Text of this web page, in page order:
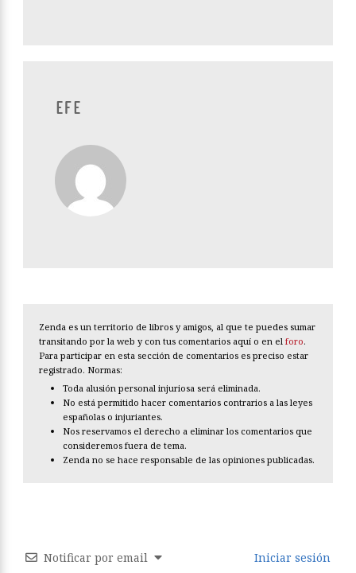
EFE
Zenda es un territorio de libros y amigos, al que te puedes sumar
transitando por la web y con tus comentarios aquí o en el foro.
Para participar en esta sección de comentarios es preciso estar
registrado. Normas:
Toda alusión personal injuriosa será eliminada.
No está permitido hacer comentarios contrarios a las leyes
españolas o injuriantes.
Nos reservamos el derecho a eliminar los comentarios que
consideremos fuera de tema.
Zenda no se hace responsable de las opiniones publicadas.
Notificar por email Iniciar sesión